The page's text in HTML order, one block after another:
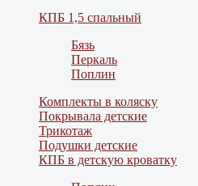
КПБ 1,5 спальный
Бязь
Перкаль
Поплин
Комплекты в коляску
Покрывала детские
Трикотаж
Подушки детские
КПБ в детскую кроватку